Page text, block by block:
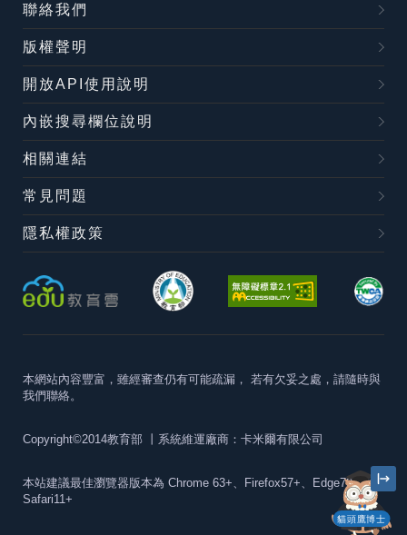
貓頭鷹博士
聯絡我們
版權聲明
開放API使用說明
內嵌搜尋欄位說明
相關連結
常見問題
隱私權政策
本網站內容豐富，雖經審查仍有可能疏漏， 若有欠妥之處，請隨時與
我們聯絡。
Copyright©2014教育部 丨系統維運廠商：卡米爾有限公司
本站建議最佳瀏覽器版本為 Chrome 63+、Firefox57+、Edge79+及
Safari11+